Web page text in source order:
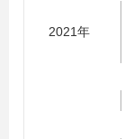
2021年